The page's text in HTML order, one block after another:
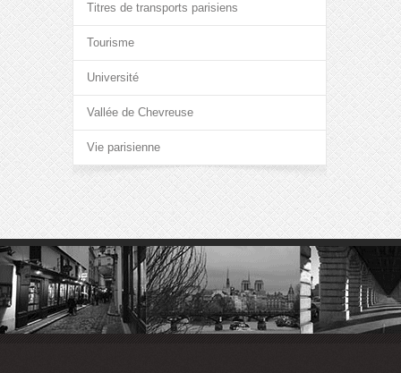
Titres de transports parisiens
Tourisme
Université
Vallée de Chevreuse
Vie parisienne